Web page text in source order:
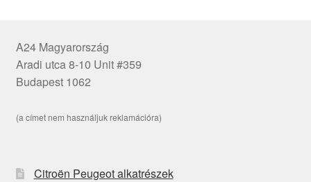
A24 Magyarország
Aradi utca 8-10 Unit #359
Budapest 1062
(a címet nem használjuk reklamációra)
Citroën Peugeot alkatrészek